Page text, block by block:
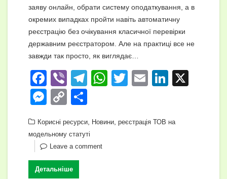
заяву онлайн, обрати систему оподаткування, а в
окремих випадках пройти навіть автоматичну
реєстрацію без очікування класичної перевірки
державним реєстратором. Але на практиці все не
завжди так просто, як виглядає…
F
a
c
e
b
o
Vi
b
er
T
gr
a
W
s
T
er
E
Li
e
M
ss
e
n
C
p
y
Li
ді
л
Корисні ресурси Новини реєстрація ТОВ на
модельному статуті
Leave a comment
Детальніше